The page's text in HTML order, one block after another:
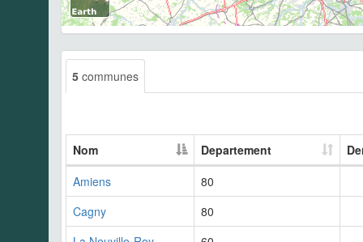
5 communes
Nom Departement
Amiens
80
Cagny
80